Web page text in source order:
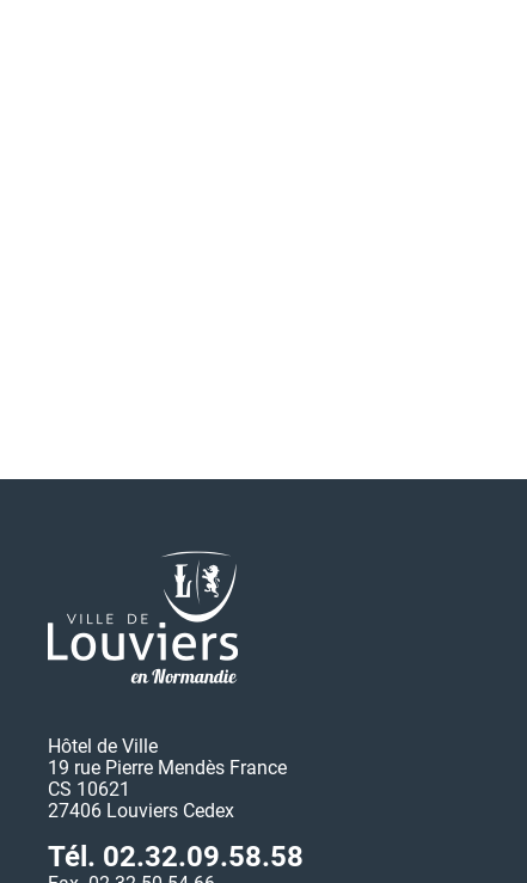
Hôtel de Ville
19 rue Pierre Mendès France
CS 10621
27406 Louviers Cedex
Tél. 02.32.09.58.58